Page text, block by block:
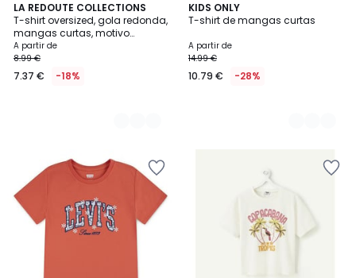
LA REDOUTE COLLECTIONS
T-shirt oversized, gola redonda,
mangas curtas, motivo
bordado, em jersey pesado
A partir de
8.99 €
7.37 € -18%
4
Cores
KIDS ONLY
T-shirt de mangas curtas
A partir de
14.99 €
10.79 € -28%
3
Cores